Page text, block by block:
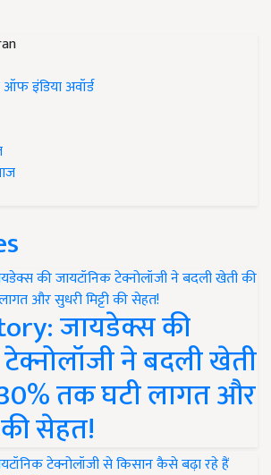
ऑफ इंडिया अवॉर्ड
जायडेक्स की
ने बदली खेती
तक घटी लागत और
की सेहत!